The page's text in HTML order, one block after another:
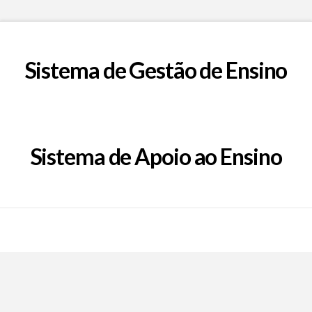
Sistema de Gestão de Ensino
Sistema de Apoio ao Ensino